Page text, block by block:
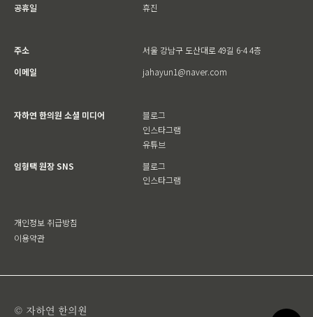
공휴일
휴진
주소
서울 강남구 도산대로 49길 6-4 4층
이메일
jahayun1@naver.com
자하연 한의원 소셜 미디어
블로그
인스타그램
유튜브
임형택 원장 SNS
블로그
인스타그램
개인정보 취급방침
이용약관
© 자하연 한의원